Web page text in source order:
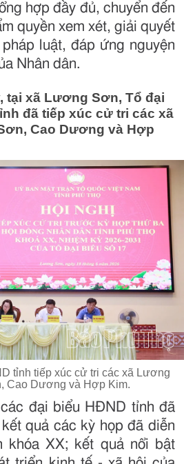
hợp đầy đủ, chuyển đến
quyền xem xét, giải quyết
luật, đáp ứng nguyện
Nhân dân.
tại xã Lương Sơn, Tổ đại
đã tiếp xúc cử tri các xã
Cao Dương và Hợp
tỉnh tiếp xúc cử tri các xã Lương
Cao Dương và Hợp Kim.
đại biểu HĐND tỉnh đã
quả các kỳ họp đã diễn
khóa XX; kết quả nổi bật